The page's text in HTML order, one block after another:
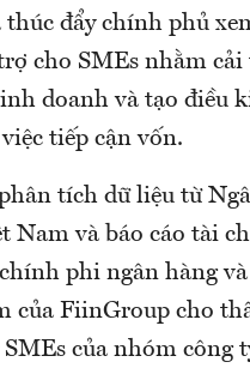
thúc đẩy chính phủ
cho SMEs nhằm
doanh và tạo điều
tiếp cận vốn.
tích dữ liệu từ
Nam và báo cáo tài
phi ngân hàng
của FiinGroup cho
của nhóm công